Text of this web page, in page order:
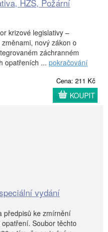
HZS, Požární
krizové legislativy –
nový zákon o
záchranném
opatřeních ... pokračování
Cena: 211 Kč
KOUPIT
vydání
předpisů ke zmírnění
Soubor těchto